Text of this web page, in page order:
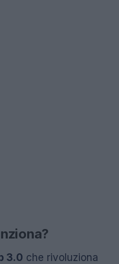
3.0 che rivoluziona